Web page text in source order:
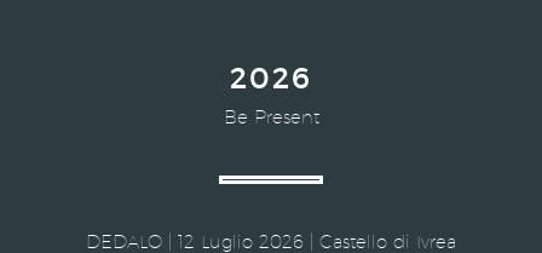
2026
Be Present
DEDALO | 12 Luglio 2026 | Castello di Ivrea